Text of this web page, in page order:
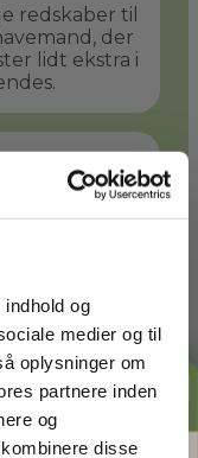
og
medier og til
oplysninger om
partnere inden
og
disse
redskaber til
der
lidt ekstra i
redskaber
med en
kan
det giver
at få